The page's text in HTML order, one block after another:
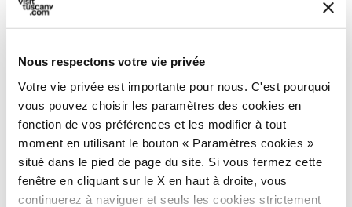
Nous respectons votre vie privée
Votre vie privée est importante pour nous. C'est pourquoi
vous pouvez choisir les paramètres des cookies en
fonction de vos préférences et les modifier à tout
moment en utilisant le bouton « Paramètres cookies »
situé dans le pied de page du site. Si vous fermez cette
fenêtre en cliquant sur le X en haut à droite, vous
continuerez à naviguer et seuls les cookies strictement
2.
3. TROISIÈME ÉTAPE
Plage et Torre di Castel
Marino
expand_more